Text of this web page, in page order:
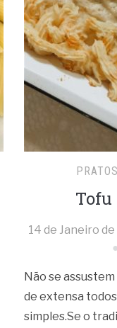
Tofu
14 de Janeiro de
Não se
de extensa
simples.Se o